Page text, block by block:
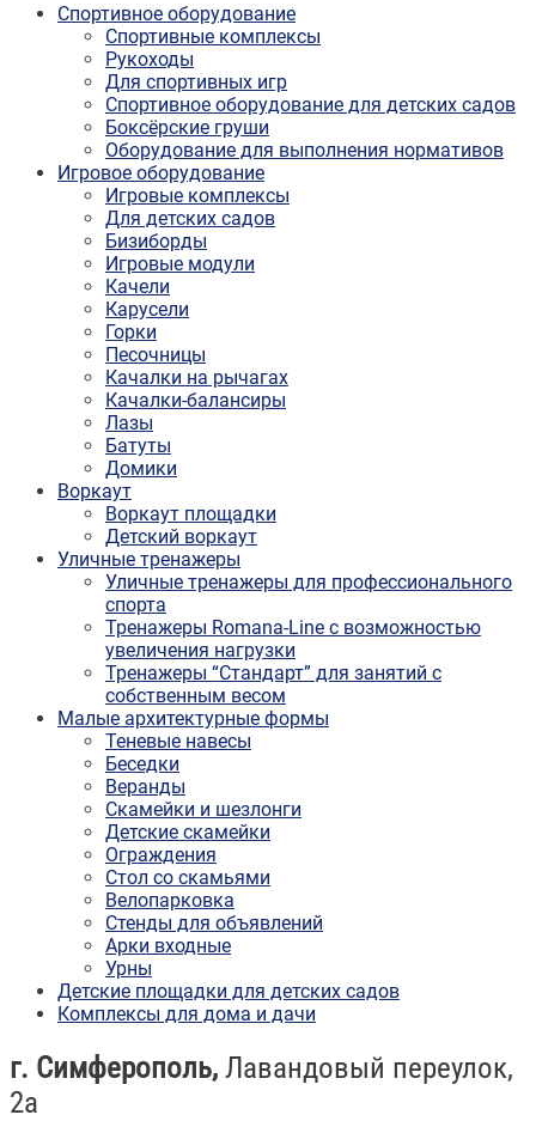
Спортивное оборудование
Спортивные комплексы
Рукоходы
Для спортивных игр
Спортивное оборудование для детских садов
Боксёрские груши
Оборудование для выполнения нормативов
Игровое оборудование
Игровые комплексы
Для детских садов
Бизиборды
Игровые модули
Качели
Карусели
Горки
Песочницы
Качалки на рычагах
Качалки-балансиры
Лазы
Батуты
Домики
Воркаут
Воркаут площадки
Детский воркаут
Уличные тренажеры
Уличные тренажеры для профессионального
спорта
Тренажеры Romana-Line с возможностью
увеличения нагрузки
Тренажеры “Стандарт” для занятий с
собственным весом
Малые архитектурные формы
Теневые навесы
Беседки
Веранды
Скамейки и шезлонги
Детские скамейки
Ограждения
Стол со скамьями
Велопарковка
Стенды для объявлений
Арки входные
Урны
Детские площадки для детских садов
Комплексы для дома и дачи
г. Симферополь, Лавандовый переулок,
2а